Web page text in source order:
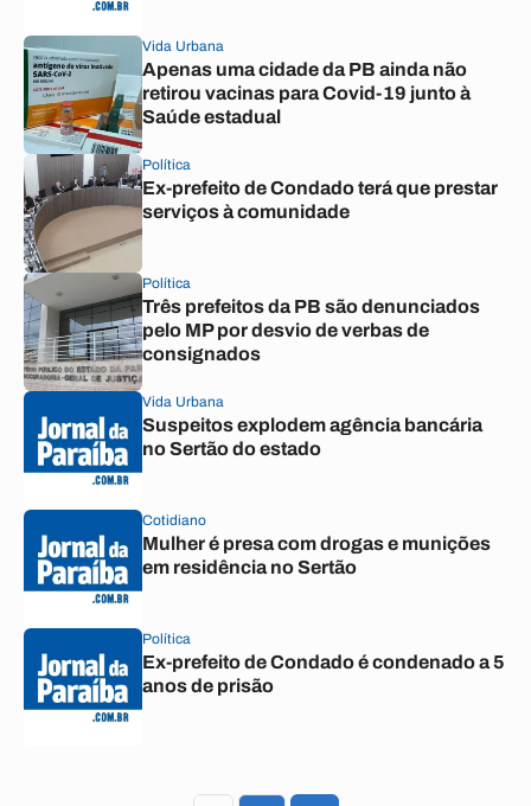
Vida Urbana
Apenas uma cidade da PB ainda não
retirou vacinas para Covid-19 junto à
Saúde estadual
Política
Ex-prefeito de Condado terá que prestar
serviços à comunidade
Política
Três prefeitos da PB são denunciados
pelo MP por desvio de verbas de
consignados
Vida Urbana
Suspeitos explodem agência bancária
no Sertão do estado
Cotidiano
Mulher é presa com drogas e munições
em residência no Sertão
Política
Ex-prefeito de Condado é condenado a 5
anos de prisão